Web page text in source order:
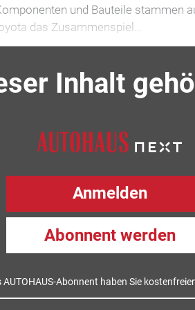
und Bauteile stammen
das Zusammenspiel…
Inhalt
Anmelden
Abonnent werden
AUTOHAUS-Abonnent haben Sie